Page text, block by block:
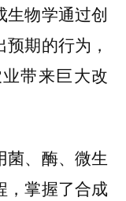
生物学通过创
期的行为，
带来巨大改
菌、酶、微生
，掌握了合成